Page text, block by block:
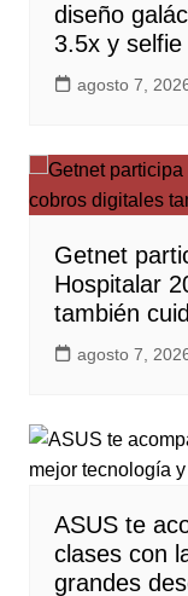
diseño
3.5x y
agosto 7,
Getnet
Hospitalar
también
agosto 7,
ASUS te
clases con
grandes